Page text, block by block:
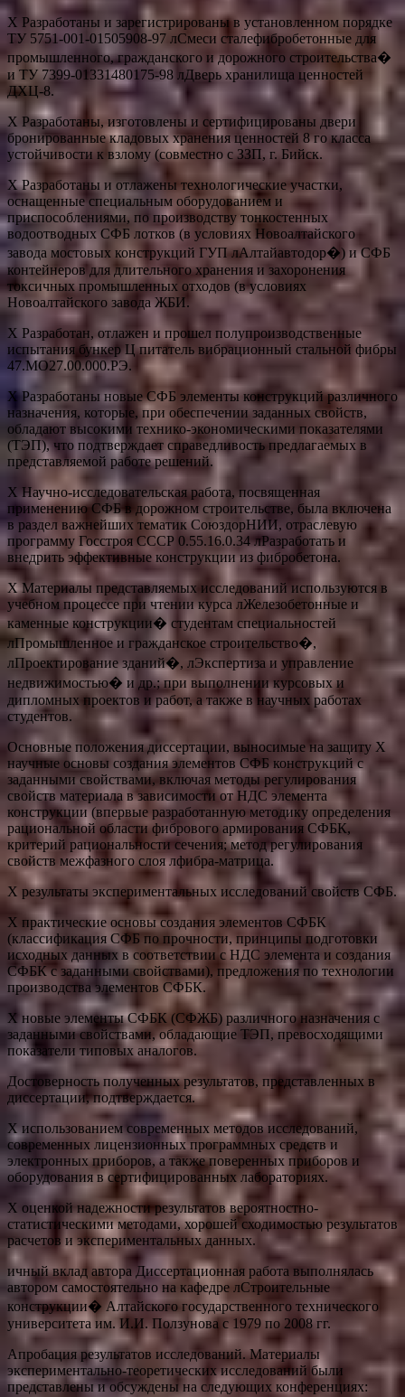
Х Разработаны и зарегистрированы в установленном порядке
ТУ 5751-001-01505908-97 лСмеси сталефибробетонные для
промышленного, гражданского и дорожного строительства�
и ТУ 7399-01331480175-98 лДверь хранилища ценностей
ДХЦ-8.
Х Разработаны, изготовлены и сертифицированы двери
бронированные кладовых хранения ценностей 8 го класса
устойчивости к взлому (совместно с ЗЗП, г. Бийск.
Х Разработаны и отлажены технологические участки,
оснащенные специальным оборудованием и
приспособлениями, по производству тонкостенных
водоотводных СФБ лотков (в условиях Новоалтайского
завода мостовых конструкций ГУП лАлтайавтодор�) и СФБ
контейнеров для длительного хранения и захоронения
токсичных промышленных отходов (в условиях
Новоалтайского завода ЖБИ.
Х Разработан, отлажен и прошел полупроизводственные
испытания бункер Ц питатель вибрационный стальной фибры
47.МО27.00.000.РЭ.
Х Разработаны новые СФБ элементы конструкций различного
назначения, которые, при обеспечении заданных свойств,
обладают высокими технико-экономическими показателями
(ТЭП), что подтверждает справедливость предлагаемых в
представляемой работе решений.
Х Научно-исследовательская работа, посвященная
применению СФБ в дорожном строительстве, была включена
в раздел важнейших тематик СоюздорНИИ, отраслевую
программу Госстроя СССР 0.55.16.0.34 лРазработать и
внедрить эффективные конструкции из фибробетона.
Х Материалы представляемых исследований используются в
учебном процессе при чтении курса лЖелезобетонные и
каменные конструкции� студентам специальностей
лПромышленное и гражданское строительство�,
лПроектирование зданий�, лЭкспертиза и управление
недвижимостью� и др.; при выполнении курсовых и
дипломных проектов и работ, а также в научных работах
студентов.
Основные положения диссертации, выносимые на защиту Х
научные основы создания элементов СФБ конструкций с
заданными свойствами, включая методы регулирования
свойств материала в зависимости от НДС элемента
конструкции (впервые разработанную методику определения
рациональной области фибрового армирования СФБК,
критерий рациональности сечения; метод регулирования
свойств межфазного слоя лфибра-матрица.
Х результаты экспериментальных исследований свойств СФБ.
Х практические основы создания элементов СФБК
(классификация СФБ по прочности, принципы подготовки
исходных данных в соответствии с НДС элемента и создания
СФБК с заданными свойствами), предложения по технологии
производства элементов СФБК.
Х новые элементы СФБК (СФЖБ) различного назначения с
заданными свойствами, обладающие ТЭП, превосходящими
показатели типовых аналогов.
Достоверность полученных результатов, представленных в
диссертации, подтверждается.
Х использованием современных методов исследований,
современных лицензионных программных средств и
электронных приборов, а также поверенных приборов и
оборудования в сертифицированных лабораториях.
Х оценкой надежности результатов вероятностно-
статистическими методами, хорошей сходимостью результатов
расчетов и экспериментальных данных.
ичный вклад автора Диссертационная работа выполнялась
автором самостоятельно на кафедре лСтроительные
конструкции� Алтайского государственного технического
университета им. И.И. Ползунова с 1979 по 2008 гг.
Апробация результатов исследований. Материалы
экспериментально-теоретических исследований были
представлены и обсуждены на следующих конференциях: